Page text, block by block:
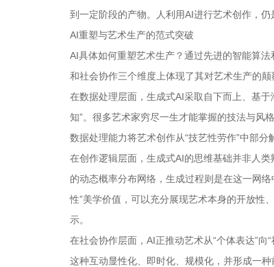
到一定阶段的产物。人利用AI进行艺术创作，
AI重塑与艺术生产的范式突破
AI具体如何重塑艺术生产？通过先进的智能算
和社会协作三个维度上体现了其对艺术生产的颠
在数据处理层面，生成式AI采取自下而上、基
知”。很多艺术家穷尽一生才能掌握的技法与风
数据处理能力将艺术创作从“技艺性劳作”中部
在创作逻辑层面，生成式AI的思维基础并非人
的动态概率分布网络，生成过程则是在这一网
性”美学价值，可以充分展现艺术本身的开放性
示。
在社会协作层面，AI正推动艺术从“个体表达”
这种互动显性化、即时化、规模化，并形成一